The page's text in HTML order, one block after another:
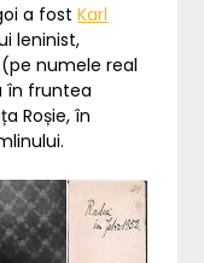
a fostKarl
leninist,
numele real
în fruntea
Roșie, în